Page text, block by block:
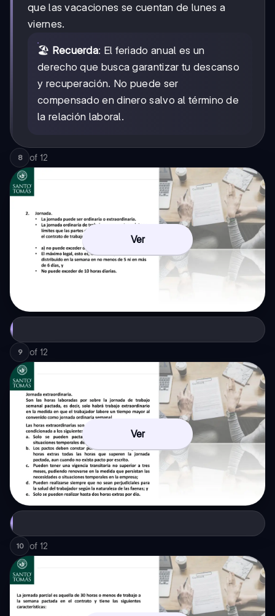
que las vacaciones se cuentan de lunes a
viernes.
🏖️ Recuerda: El feriado anual es un
derecho que busca garantizar tu descanso
y recuperación. No puede ser
compensado en dinero salvo al término de
la relación laboral.
8 of 12
Ver
9 of 12
Ver
10 of 12